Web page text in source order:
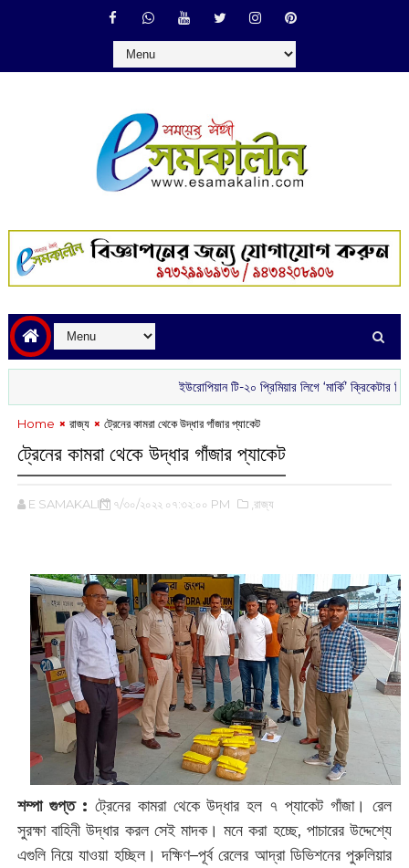
ইউরোপিয়ান টি-২০ প্রিমিয়ার লিগে ‘মার্কি’ ক্রিকেটার হিসেবে সই
Home রাজ্য ট্রেনের কামরা থেকে উদ্ধার গাঁজার প্যাকেট
ট্রেনের কামরা থেকে উদ্ধার গাঁজার প্যাকেট
E SAMAKALIN ৭/৩০/২০২২ ০৭:৩২:০০ PM ,রাজ্য
শম্পা গুপ্ত : ট্রেনের কামরা থেকে উদ্ধার হল ৭ প্যাকেট গাঁজা। রেল
সুরক্ষা বাহিনী উদ্ধার করল সেই মাদক। মনে করা হচ্ছে, পাচারের উদ্দেশ্যে
এগুলি নিয়ে যাওয়া হচ্ছিল। দক্ষিণ‌–পূর্ব রেলের আদ্রা ডিভিশনের পুরুলিয়ার